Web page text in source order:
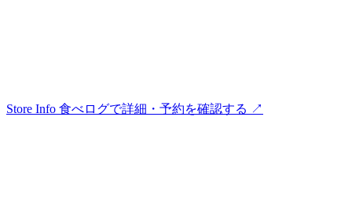
Store Info 食べログで詳細・予約を確認する ↗︎